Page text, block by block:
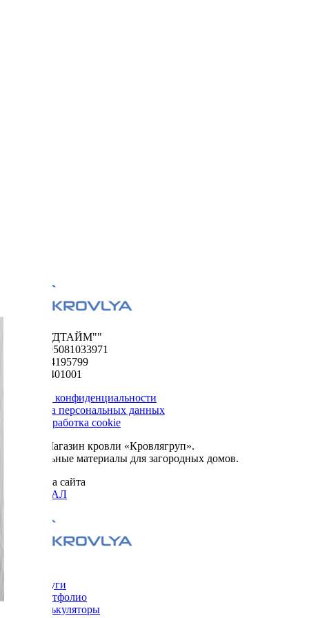
ООО "ФУДТАЙМ""
ОГРН 1195081033971
ИНН 5024195799
КПП 502401001
Политика конфиденциальности
Обработка персональных данных
Сбор и обработка cookie
© 2026. Магазин кровли «Кровлягруп».
Строительные материалы для загородных домов.
Разработка сайта
ОРИГИНАЛ
Услуги
Портфолио
Калькуляторы